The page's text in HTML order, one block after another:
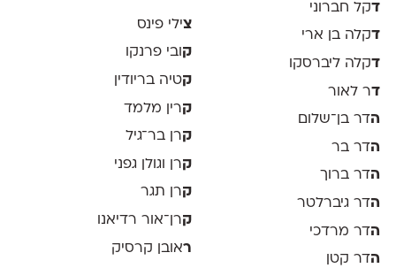
דקל חברוני
דקלה בן ארי
דקלה ליברסקו
דר לאור
הדר בן־שלום
הדר בר
הדר ברוך
הדר גיברלטר
הדר מרדכי
הדר קטן
צילי פינס
קובי פרנקו
קטיה בריודין
קרין מלמד
קרן בר־גיל
קרן וגולן גפני
קרן תגר
קרן־אור רדיאנו
ראובן קרסיק